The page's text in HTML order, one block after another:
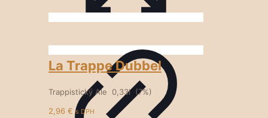
La Trappe Dubbel
Trappistický Ale 0,33l (7%)
2,96 € s DPH